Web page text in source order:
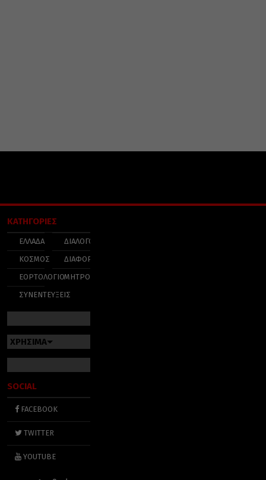
ΚΑΤΗΓΟΡΙΕΣ
ΕΛΛΑΔΑ
ΚΟΣΜΟΣ
ΕΟΡΤΟΛΟΓΙΟ
ΣΥΝΕΝΤΕΥΞΕΙΣ
ΔΙΑΛΟΓΟΣ
ΔΙΑΦΟΡΑ
ΜΗΤΡΟΠΟΛΕΙΣ
ΧΡΗΣΙΜΑ
SOCIAL
FACEBOOK
TWITTER
YOUTUBE